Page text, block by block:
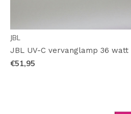
JBL
JBL UV-C vervanglamp 36 watt
€51,95